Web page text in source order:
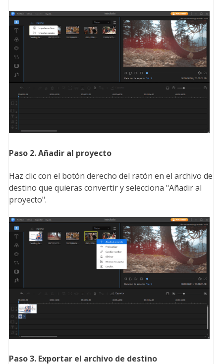
Paso 2. Añadir al proyecto
Haz clic con el botón derecho del ratón en el archivo de
destino que quieras convertir y selecciona "Añadir al
proyecto".
Paso 3. Exportar el archivo de destino